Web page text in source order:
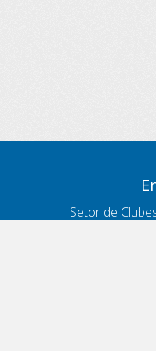
Setor de